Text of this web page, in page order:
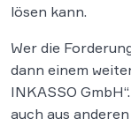
lösen kann.
Wer die
dann einem
INKASSO
auch aus